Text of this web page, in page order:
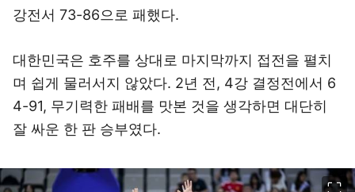
강전서 73-86으로 패했다.
대한민국은 호주를 상대로 마지막까지 접전을 펼치
며 쉽게 물러서지 않았다. 2년 전, 4강 결정전에서 6
4-91, 무기력한 패배를 맛본 것을 생각하면 대단히
잘 싸운 한 판 승부였다.